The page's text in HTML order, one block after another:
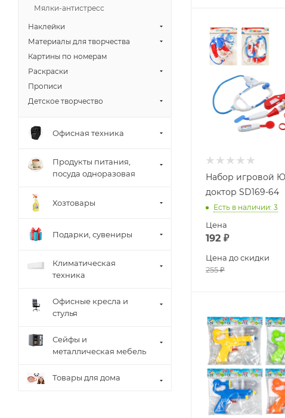
Набор игровой
доктор SD169-64
Есть в наличии: 3
Цена
192 ₽
Цена до скидки
255₽
Мялки-антистресс
Наклейки
Материалы для творчества
Картины по номерам
Раскраски
Прописи
Детское творчество
Офисная техника
Продукты питания,
посуда одноразовая
Хозтовары
Подарки, сувениры
Климатическая
техника
Офисные кресла и
стулья
Сейфы и
металлическая мебель
Товары для дома